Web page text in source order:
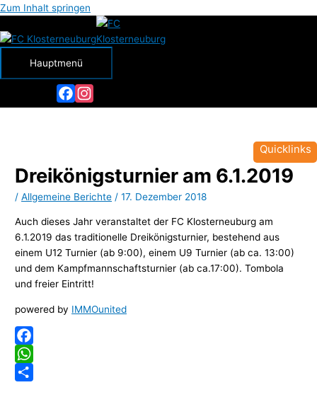
Zum Inhalt springen
Hauptmenü
Dreikönigsturnier am 6.1.2019
/Allgemeine Berichte /17. Dezember 2018
Auch dieses Jahr veranstaltet der FC Klosterneuburg am
6.1.2019 das traditionelle Dreikönigsturnier, bestehend aus
einem U12 Turnier (ab 9:00), einem U9 Turnier (ab ca. 13:00)
und dem Kampfmannschaftsturnier (ab ca.17:00). Tombola
und freier Eintritt!
powered by IMMOunited
Facebook
WhatsApp
Quicklinks